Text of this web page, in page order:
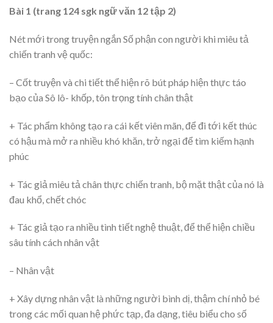
Bài 1 (trang 124 sgk ngữ văn 12 tập 2)
Nét mới trong truyện ngắn Số phận con người khi miêu tả
chiến tranh vệ quốc:
– Cốt truyện và chi tiết thể hiện rõ bút pháp hiện thực táo
bạo của Sô lô- khốp, tôn trọng tính chân thật
+ Tác phẩm không tạo ra cái kết viên mãn, để đi tới kết thúc
có hậu mà mở ra nhiều khó khăn, trở ngại để tìm kiếm hạnh
phúc
+ Tác giả miêu tả chân thực chiến tranh, bộ mặt thật của nó là
đau khổ, chết chóc
+ Tác giả tạo ra nhiều tình tiết nghệ thuật, để thể hiện chiều
sâu tính cách nhân vật
– Nhân vật
+ Xây dựng nhân vật là những người bình dị, thậm chí nhỏ bé
trong các mối quan hệ phức tạp, đa dạng, tiêu biểu cho số